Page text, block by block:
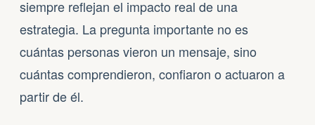
siempre reflejan el impacto real de una
estrategia. La pregunta importante no es
cuántas personas vieron un mensaje, sino
cuántas comprendieron, confiaron o actuaron a
partir de él.